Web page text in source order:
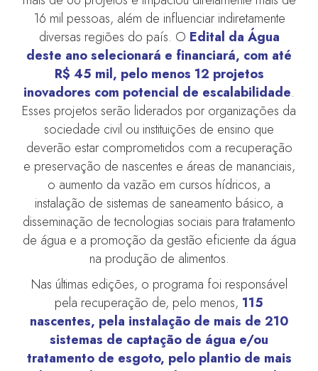
16 mil pessoas, além de influenciar indiretamente
diversas regiões do país. O Edital da Água
deste ano selecionará e financiará, com até
R$ 45 mil, pelo menos 12 projetos
inovadores com potencial de escalabilidade.
Esses projetos serão liderados por organizações da
sociedade civil ou instituições de ensino que
deverão estar comprometidos com a recuperação
e preservação de nascentes e áreas de mananciais,
o aumento da vazão em cursos hídricos, a
instalação de sistemas de saneamento básico, a
disseminação de tecnologias sociais para tratamento
de água e a promoção da gestão eficiente da água
na produção de alimentos.
Nas últimas edições, o programa foi responsável
pela recuperação de, pelo menos, 115
nascentes, pela instalação de mais de 210
sistemas de captação de água e/ou
tratamento de esgoto, pelo plantio de mais